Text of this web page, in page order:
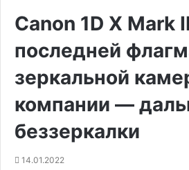
Canon 1D X Mark
последней
зеркальной
компании —
беззеркалки
14.01.2022